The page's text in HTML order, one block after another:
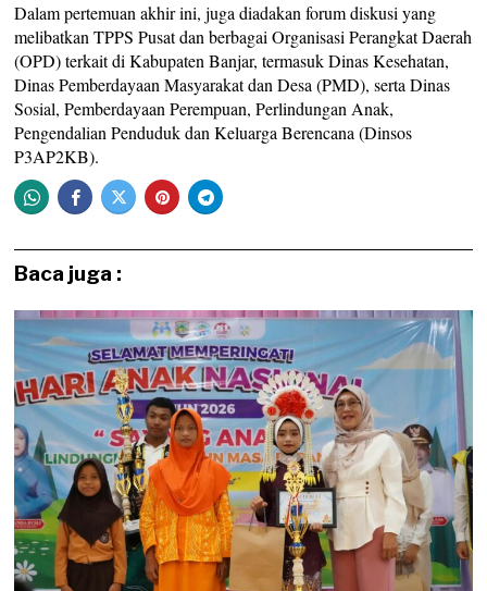
Dalam pertemuan akhir ini, juga diadakan forum diskusi yang
melibatkan TPPS Pusat dan berbagai Organisasi Perangkat Daerah
(OPD) terkait di Kabupaten Banjar, termasuk Dinas Kesehatan,
Dinas Pemberdayaan Masyarakat dan Desa (PMD), serta Dinas
Sosial, Pemberdayaan Perempuan, Perlindungan Anak,
Pengendalian Penduduk dan Keluarga Berencana (Dinsos
P3AP2KB).
Baca juga :